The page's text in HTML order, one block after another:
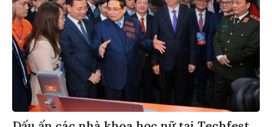
Dấu ấn các nhà khoa học nữ tại Techfest